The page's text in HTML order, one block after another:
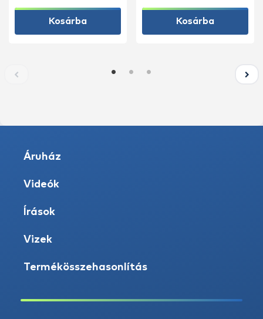
Kosárba Kosárba
Áruház
Videók
Írások
Vizek
Termékösszehasonlítás